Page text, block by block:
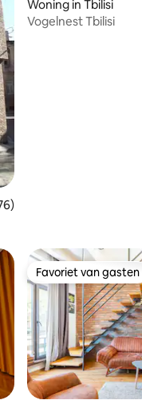
beoordeling van 4,95
Woning in Tbilisi
Vogelnest Tbilisi
Favoriet van gasten
Favoriet van gasten